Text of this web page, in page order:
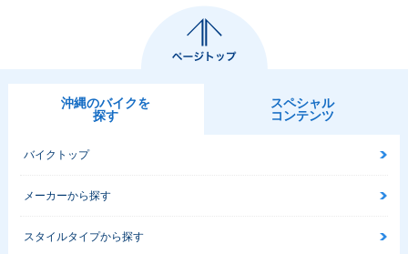
沖縄のバイクを
探す
スペシャル
コンテンツ
バイクトップ
メーカーから探す
スタイルタイプから探す